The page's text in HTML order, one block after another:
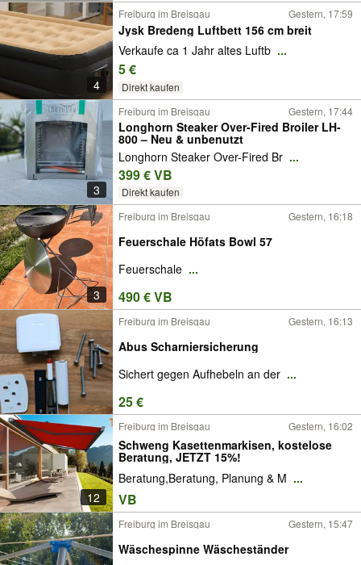
4
Freiburg im Breisgau Gestern, 17:59
Jysk Bredeng Luftbett 156 cm breit
Verkaufe ca 1 Jahr altes Luftb ...
5 €
Direkt kaufen
3
Freiburg im Breisgau Gestern, 17:44
Longhorn Steaker Over-Fired Broiler LH-
800 – Neu & unbenutzt
Longhorn Steaker Over-Fired Br ...
399 € VB
Direkt kaufen
3
Freiburg im Breisgau Gestern, 16:18
Feuerschale Höfats Bowl 57
Feuerschale ...
490 € VB
Freiburg im Breisgau Gestern, 16:13
Abus Scharniersicherung
Sichert gegen Aufhebeln an der ...
25 €
12
Freiburg im Breisgau Gestern, 16:02
Schweng Kasettenmarkisen, kostelose
Beratung, JETZT 15%!
Beratung,Beratung, Planung & M ...
VB
Freiburg im Breisgau Gestern, 15:47
Wäschespinne Wäscheständer